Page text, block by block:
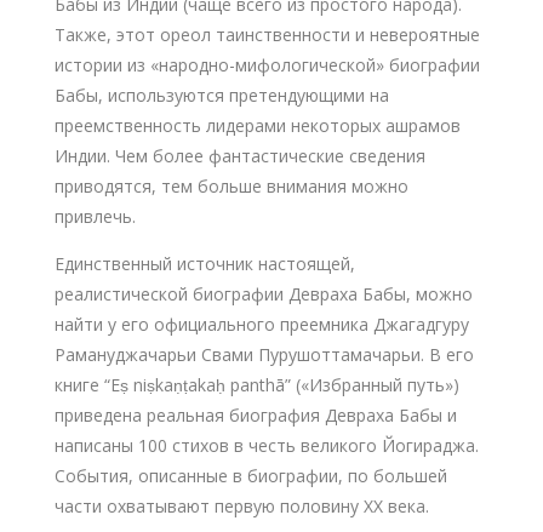
Также, этот ореол таинственности и невероятные
истории из «народно-мифологической» биографии
Бабы, используются претендующими на
преемственность лидерами некоторых ашрамов
Индии. Чем более фантастические сведения
приводятся, тем больше внимания можно
привлечь.
Единственный источник настоящей,
реалистической биографии Девраха Бабы, можно
найти у его официального преемника Джагадгуру
Рамануджачарьи Свами Пурушоттамачарьи. В его
книге “Eṣ niṣkaṇṭakaḥ panthā” («Избранный путь»)
приведена реальная биография Девраха Бабы и
написаны 100 стихов в честь великого Йогираджа.
События, описанные в биографии, по большей
части охватывают первую половину XX века.